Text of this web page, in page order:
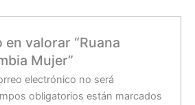
en valorar “Ruana
Mujer”
electrónico no será
obligatorios están marcados